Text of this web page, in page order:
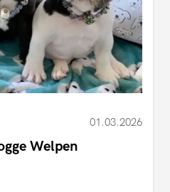
01.03.2026
Welpen